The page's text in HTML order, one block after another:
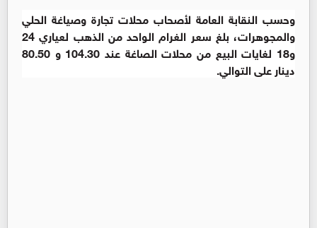
وحسب النقابة العامة لأصحاب محلات تجارة وصياغة الحلي
والمجوهرات، بلغ سعر الغرام الواحد من الذهب لعياري 24
و18 لغايات البيع من محلات الصاغة عند 104.30 و 80.50
دينار على التوالي.